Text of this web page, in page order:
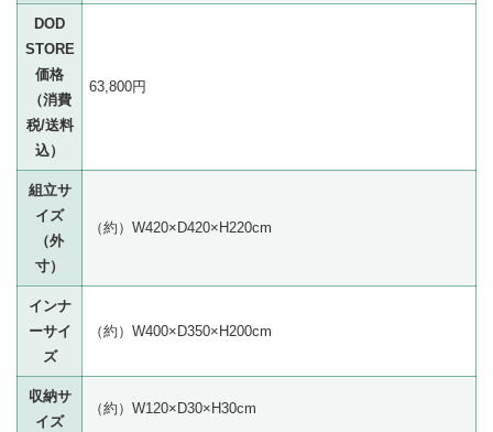
DOD
STORE
価格
（消費
税/送料
込）
63,800円
組立サ
イズ
（外
寸）
（約）W420×D420×H220cm
インナ
ーサイ
ズ
（約）W400×D350×H200cm
収納サ
イズ
（約）W120×D30×H30cm